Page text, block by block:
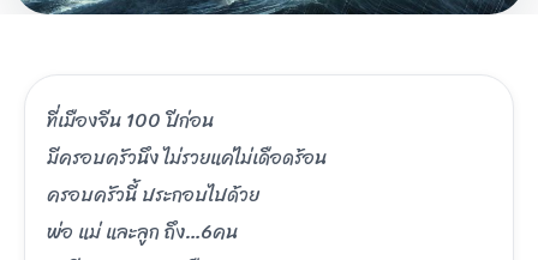
ที่เมืองจีน 100 ปีก่อน
มีครอบครัวนึง ไม่รวยแค่ไม่เดือดร้อน
ครอบครัวนี้ ประกอบไปด้วย
พ่อ แม่ และลูก ถึง…6คน